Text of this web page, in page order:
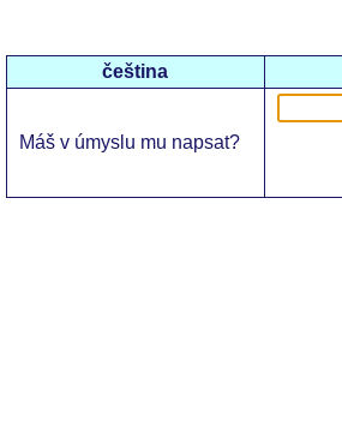
čeština
Máš v úmyslu mu napsat?